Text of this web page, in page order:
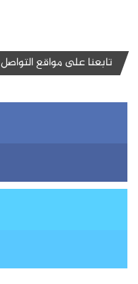
تابعنا على مواقع التواصل